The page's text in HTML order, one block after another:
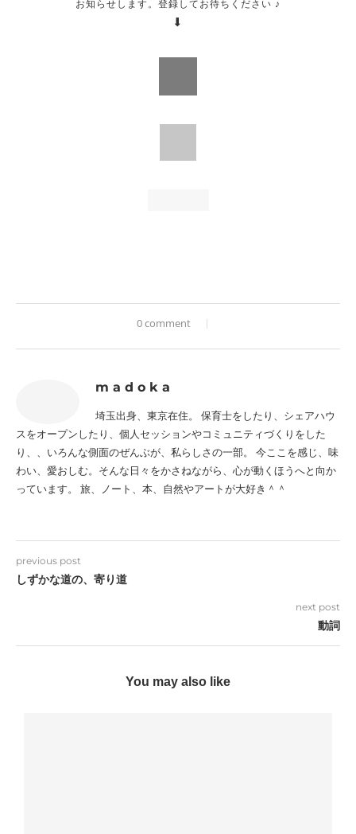
お知らせします。登録してお待ちください ♪
⬇︎
0 comment
m a d o k a
埼玉出身、東京在住。 保育士をしたり、シェアハウ
スをオープンしたり、個人セッションやコミュニティづくりをした
り、、いろんな側面のぜんぶが、私らしさの一部。 今ここを感じ、味
わい、愛おしむ。そんな日々をかさねながら、心が動くほうへと向か
っています。 旅、ノート、本、自然やアートが大好き＾＾
previous post
しずかな道の、寄り道
next post
動詞
You may also like